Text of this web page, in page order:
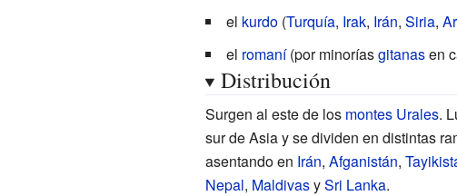
el kurdo(Turquía, Irak, Irán, Siria,
el romaní(por minoríasgitanasen
Distribución
Surgen al este de los montes Urales.
sur de Asia y se dividen en distintas
asentando en Irán, Afganistán,
Nepal, MaldivasySri Lanka.